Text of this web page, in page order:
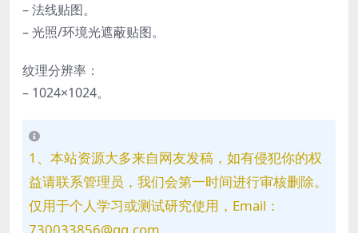
– 法线贴图。
– 光照/环境光遮蔽贴图。
纹理分辨率：
– 1024×1024。
1、本站资源大多来自网友发稿，如有侵犯你的权
益请联系管理员，我们会第一时间进行审核删除。
仅用于个人学习或测试研究使用，Email：